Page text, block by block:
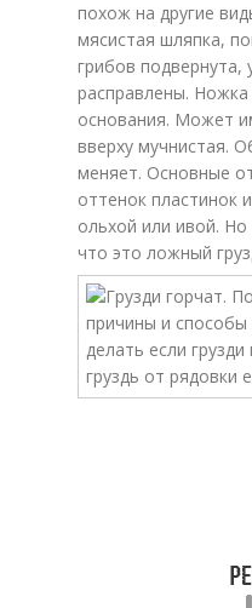
похож на другие
мясистая шляпка,
грибов подвернута,
расправлены.
основания. Может
вверху мучнистая.
меняет. Основные
оттенок пластинок
ольхой или ивой. Но
что это ложный